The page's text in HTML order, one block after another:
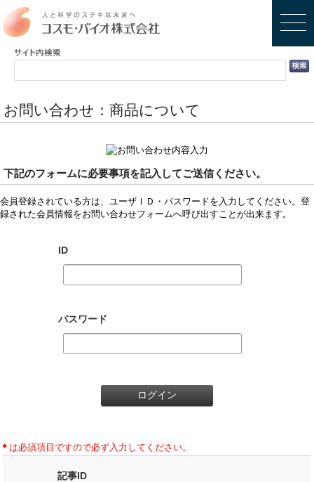
お問い合わせ：商品について
下記のフォームに必要事項を記入してご送信ください。
会員登録されている方は、ユーザＩＤ・パスワードを入力してください。登
録された会員情報をお問い合わせフォームへ呼び出すことが出来ます。
ID
パスワード
＊ は必須項目ですので必ず入力してください。
記事ID